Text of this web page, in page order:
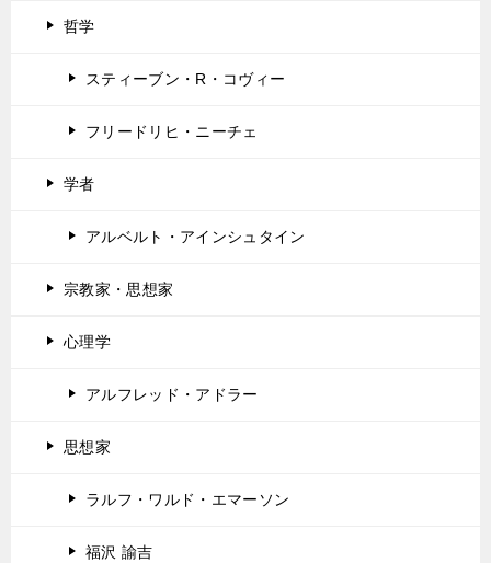
哲学
スティーブン・R・コヴィー
フリードリヒ・ニーチェ
学者
アルベルト・アインシュタイン
宗教家・思想家
心理学
アルフレッド・アドラー
思想家
ラルフ・ワルド・エマーソン
福沢 諭吉